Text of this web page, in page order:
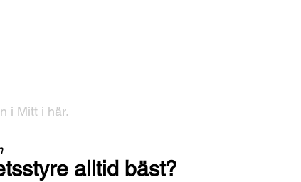
i Mitt i här.
alltid bäst?